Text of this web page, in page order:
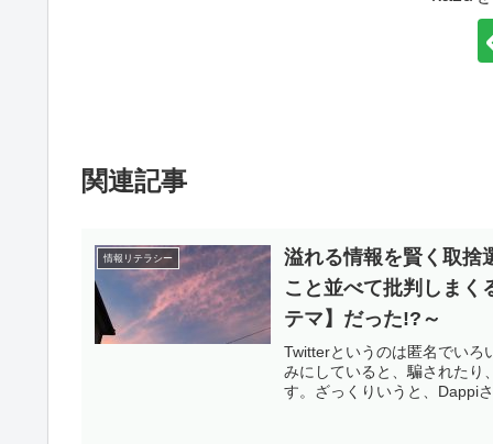
関連記事
情報リテラシー
溢れる情報を賢く取捨
こと並べて批判しまく
テマ】だった!?～
Twitterというのは匿名でいろ
みにしていると、騙されたり
す。ざっくりいうと、Dappi